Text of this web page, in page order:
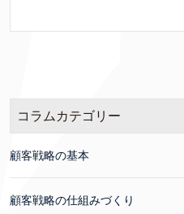
コラムカテゴリー
顧客戦略の基本
顧客戦略の仕組みづくり